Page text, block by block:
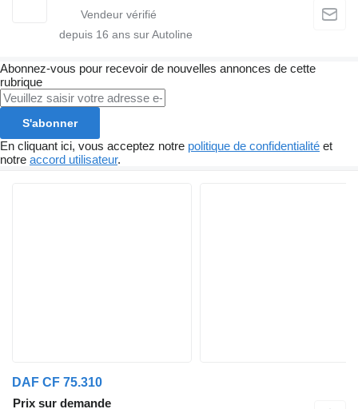
depuis 16 ans sur Autoline
Abonnez-vous pour recevoir de nouvelles annonces de cette
rubrique
S'abonner
En cliquant ici, vous acceptez notre politique de confidentialité et
notre accord utilisateur.
DAF CF 75.310
Prix sur demande